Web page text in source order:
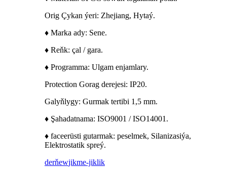
Orig Çykan ýeri: Zhejiang, Hytaý.
♦ Marka ady: Sene.
♦ Reňk: çal / gara.
♦ Programma: Ulgam enjamlary.
Protection Gorag derejesi: IP20.
Galyňlygy: Gurmak tertibi 1,5 mm.
♦ Şahadatnama: ISO9001 / ISO14001.
♦ faceerüsti gutarmak: peselmek, Silanizasiýa,
Elektrostatik spreý.
derňewjikme-jiklik